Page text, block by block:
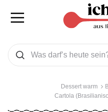
Was wollen Sie suchen
Suchen
Dessert warm
Cartola